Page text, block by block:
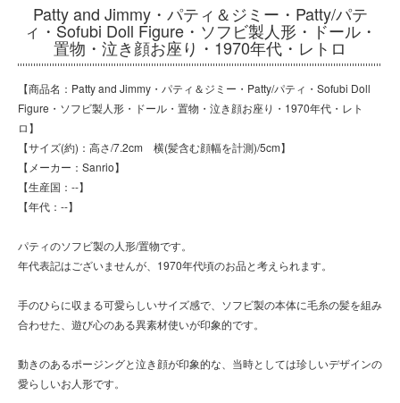
Patty and Jimmy・パティ＆ジミー・Patty/パテ
ィ・Sofubi Doll Figure・ソフビ製人形・ドール・
置物・泣き顔お座り・1970年代・レトロ
【商品名：Patty and Jimmy・パティ＆ジミー・Patty/パティ・Sofubi Doll
Figure・ソフビ製人形・ドール・置物・泣き顔お座り・1970年代・レト
ロ】
【サイズ(約)：高さ/7.2cm 横(髪含む顔幅を計測)/5cm】
【メーカー：Sanrio】
【生産国：--】
【年代：--】
パティのソフビ製の人形/置物です。
年代表記はございませんが、1970年代頃のお品と考えられます。
手のひらに収まる可愛らしいサイズ感で、ソフビ製の本体に毛糸の髪を組み
合わせた、遊び心のある異素材使いが印象的です。
動きのあるポージングと泣き顔が印象的な、当時としては珍しいデザインの
愛らしいお人形です。